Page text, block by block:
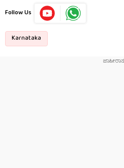
Follow Us
Karnataka